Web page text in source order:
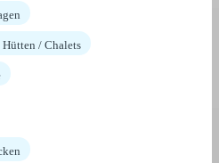
/ Chalets